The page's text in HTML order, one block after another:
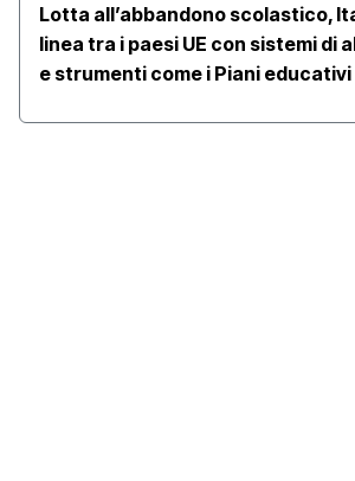
Lotta all’abbandono scolastico,
linea tra i paesi UE con sistemi di
e strumenti come i Piani